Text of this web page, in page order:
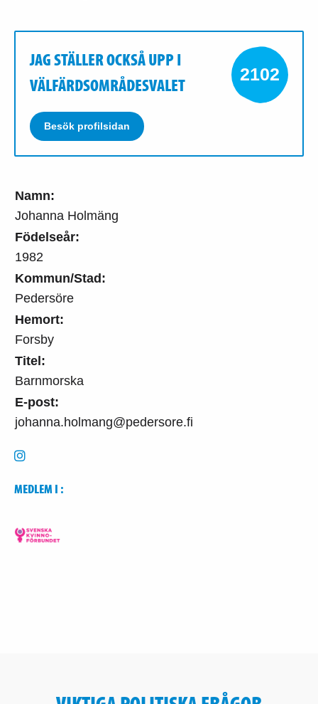
Namn:
Johanna Holmäng
Födelseår:
1982
Kommun/Stad:
Pedersöre
Hemort:
Forsby
Titel:
Barnmorska
E-post:
johanna.holmang@pedersore.fi
MEDLEM I :
JAG STÄLLER OCKSÅ UPP I
VÄLFÄRDSOMRÅDESVALET
Besök profilsidan
2102